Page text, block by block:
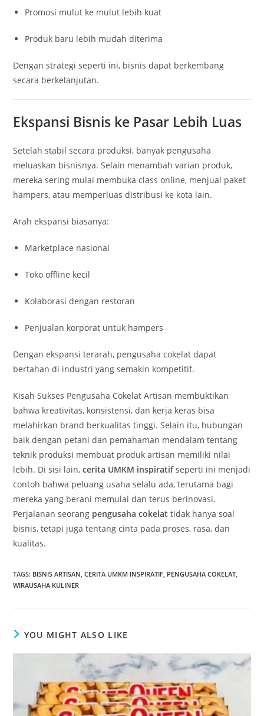
Promosi mulut ke mulut lebih kuat
Produk baru lebih mudah diterima
Dengan strategi seperti ini, bisnis dapat berkembang
secara berkelanjutan.
Ekspansi Bisnis ke Pasar Lebih Luas
Setelah stabil secara produksi, banyak pengusaha
meluaskan bisnisnya. Selain menambah varian produk,
mereka sering mulai membuka class online, menjual paket
hampers, atau memperluas distribusi ke kota lain.
Arah ekspansi biasanya:
Marketplace nasional
Toko offline kecil
Kolaborasi dengan restoran
Penjualan korporat untuk hampers
Dengan ekspansi terarah, pengusaha cokelat dapat
bertahan di industri yang semakin kompetitif.
Kisah Sukses Pengusaha Cokelat Artisan membuktikan
bahwa kreativitas, konsistensi, dan kerja keras bisa
melahirkan brand berkualitas tinggi. Selain itu, hubungan
baik dengan petani dan pemahaman mendalam tentang
teknik produksi membuat produk artisan memiliki nilai
lebih. Di sisi lain,cerita UMKM inspiratifseperti ini menjadi
contoh bahwa peluang usaha selalu ada, terutama bagi
mereka yang berani memulai dan terus berinovasi.
Perjalanan seorang pengusaha cokelat tidak hanya soal
bisnis, tetapi juga tentang cinta pada proses, rasa, dan
kualitas.
TAGS: BISNIS ARTISAN CERITA UMKM INSPIRATIF PENGUSAHA COKELAT
WIRAUSAHA KULINER
YOU MIGHT ALSO LIKE